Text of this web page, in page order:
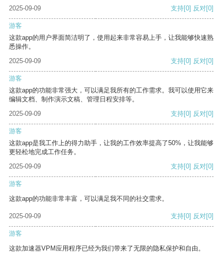
2025-09-09 支持[0] 反对[0]
游客
这款app的用户界面简洁明了，使用起来非常容易上手，让我能够快速熟
悉操作。
2025-09-09
支持[0] 反对[0]
游客
这款app的功能非常强大，可以满足我所有的工作需求。我可以使用它来
编辑文档、制作演示文稿、管理日程安排等。
2025-09-09
支持[0] 反对[0]
游客
这款app是我工作上的得力助手，让我的工作效率提高了50%，让我能够
更轻松地完成工作任务。
2025-09-09
支持[0] 反对[0]
游客
这款app的功能非常丰富，可以满足我不同的社交需求。
2025-09-09 支持[0] 反对[0]
游客
这款加速器VPM应用程序已经为我们带来了无限的隐私保护和自由。